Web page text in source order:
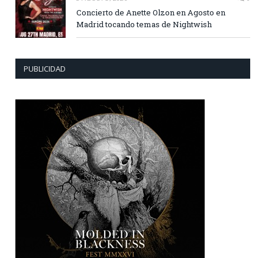
Concierto de Anette Olzon en Agosto en
Madrid tocando temas de Nightwish
PUBLICIDAD